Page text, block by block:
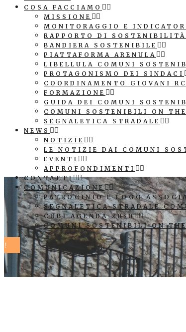
COSA FACCIAMO
MISSIONE
MONITORAGGIO E
RAPPORTO DI SOSTENIBILITÀ
BANDIERA SOSTENIBILE
PIATTAFORMA ARENULA
LIBELLULA COMUNI
PROTAGONISMO DEI SINDACI
COORDINAMENTO GIOVANI
FORMAZIONE
GUIDA DEI COMUNI
COMUNI SOSTENIBILI ON THE
SEGNALETICA STRADALE
NEWS
NOTIZIE
LE NOTIZIE DAI COMUNI
EVENTI
APPROFONDIMENTI
CONTATTI
COMUNICAZIONE
PATROCINIO E LOGO
SEGNALETICA STRADALE
CUBI AGENDA 2030
COMUNI SOSTENIBILI ON THE